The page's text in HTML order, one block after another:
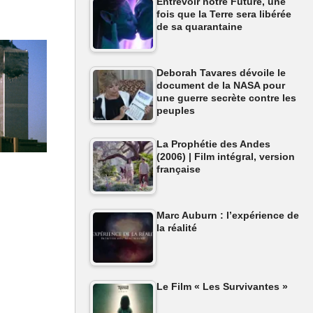
!
fois que la Terre sera libérée
de sa quarantaine
Deborah Tavares dévoile le
document de la NASA pour
une guerre secrète contre les
peuples
La Prophétie des Andes
(2006) | Film intégral, version
française
Marc Auburn : l’expérience de
la réalité
Le Film « Les Survivantes »